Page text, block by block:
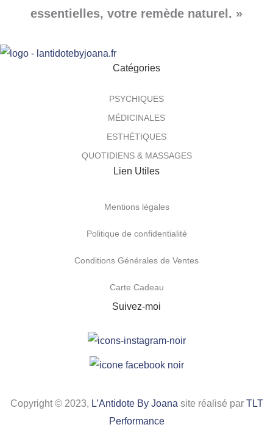
essentielles, votre remède naturel. »
Catégories
PSYCHIQUES
MÉDICINALES
ESTHÉTIQUES
QUOTIDIENS & MASSAGES
Lien Utiles
Mentions légales
Politique de confidentialité
Conditions Générales de Ventes
Carte Cadeau
Suivez-moi
Copyright © 2023, L’Antidote By Joana site réalisé par TLT
Performance